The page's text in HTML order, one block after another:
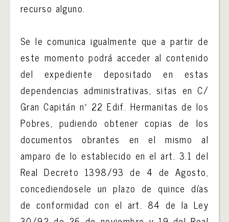
recurso alguno.
Se le comunica igualmente que a partir de
este momento podrá acceder al contenido
del expediente depositado en estas
dependencias administrativas, sitas en C/
Gran Capitán nº 22 Edif. Hermanitas de los
Pobres, pudiendo obtener copias de los
documentos obrantes en el mismo al
amparo de lo establecido en el art. 3.1 del
Real Decreto 1398/93 de 4 de Agosto,
concediendosele un plazo de quince días
de conformidad con el art. 84 de la Ley